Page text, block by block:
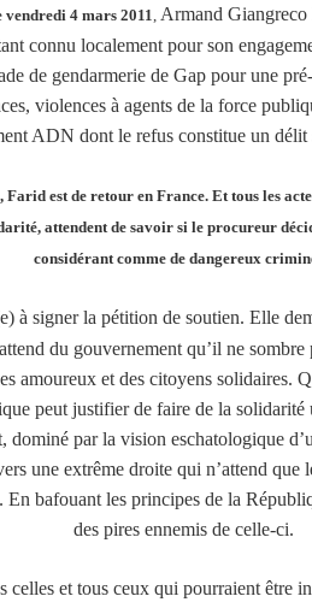
4 mars 2011, Armand Giangreco
connu localement pour son
de gendarmerie de Gap pour une
violences à agents de la force
ADN dont le refus constitue un délit
est de retour en France. Et tous les
attendent de savoir si le procureur
considérant comme de dangereux
à signer la pétition de soutien. Elle
du gouvernement qu’il ne sombre
amoureux et des citoyens solidaires.
peut justifier de faire de la
dominé par la vision eschatologique
une extrême droite qui n’attend que
En bafouant les principes de la
des pires ennemis de celle-ci.
celles et tous ceux qui pourraient être